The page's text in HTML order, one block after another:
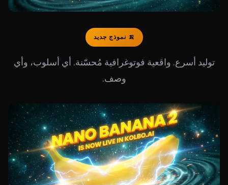
🍌 نموذج جديد
توليد أسرع. واقعية فوتوغرافية مُحسّنة. أي أسلوب، وأي
وصف.